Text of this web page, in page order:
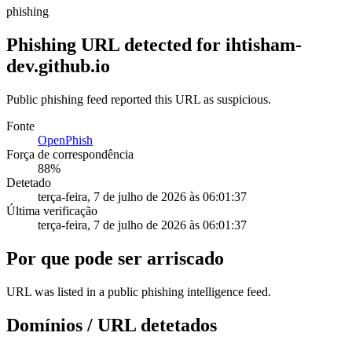
phishing
Phishing URL detected for ihtisham-
dev.github.io
Public phishing feed reported this URL as suspicious.
Fonte
OpenPhish
Força de correspondência
88%
Detetado
terça-feira, 7 de julho de 2026 às 06:01:37
Última verificação
terça-feira, 7 de julho de 2026 às 06:01:37
Por que pode ser arriscado
URL was listed in a public phishing intelligence feed.
Domínios / URL detetados